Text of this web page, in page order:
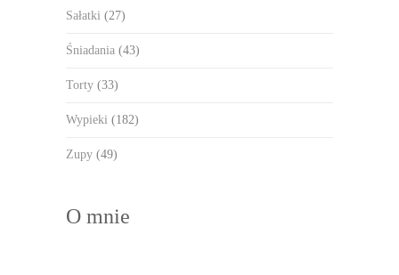
Sałatki (27)
Śniadania (43)
Torty (33)
Wypieki (182)
Zupy (49)
O mnie